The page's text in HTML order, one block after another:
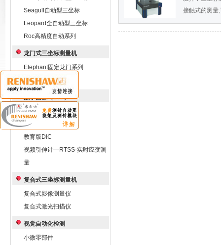
Seagull自动型三坐标
Leopard全自动型三坐标
Roc高精度自动系列
龙门式三坐标测量机
Elephant固定龙门系列
Whale移动龙门系列
数字图像（DIC）
Q-450高速DIC
标准版DIC Q-400
教育版DIC
视频引伸计—RTSS-实时应变测
量
复合式三坐标测量机
复合式影像测量仪
复合式激光扫描仪
视觉自动化检测
小微零部件
接触式的测量